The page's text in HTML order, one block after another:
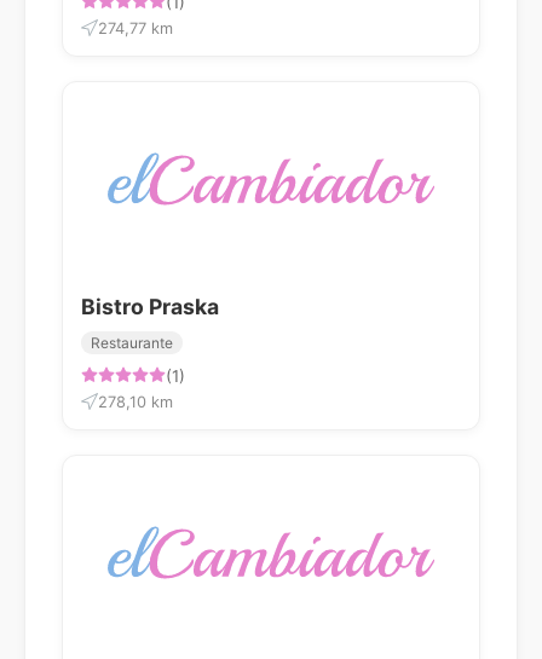
274,77 km
Bistro Praska
Restaurante
(1)
278,10 km